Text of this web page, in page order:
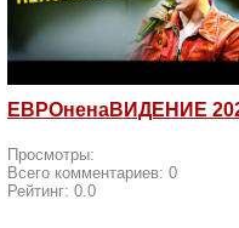
ЕВРОненаВИДЕНИЕ
Просмотры:
Всего комментариев: 0
Рейтинг: 0.0